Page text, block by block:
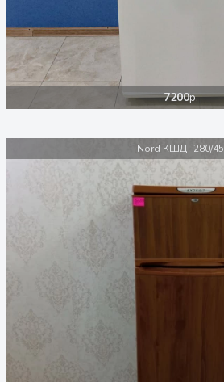
7200р.
Nord КШД- 280/45